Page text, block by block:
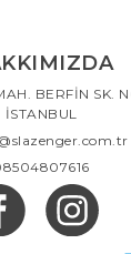
BERFİN SK.
İSTANBUL